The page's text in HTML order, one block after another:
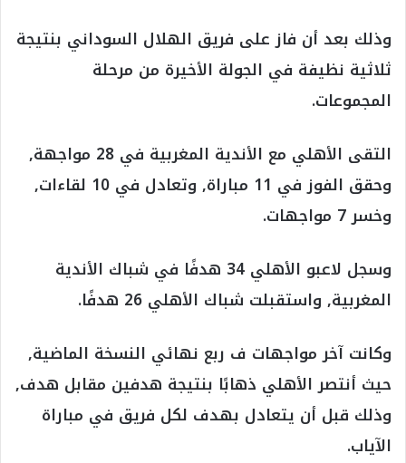
وذلك بعد أن فاز على فريق الهلال السوداني بنتيجة
ثلاثية نظيفة في الجولة الأخيرة من مرحلة
المجموعات.
التقى الأهلي مع الأندية المغربية في 28 مواجهة,
وحقق الفوز في 11 مباراة, وتعادل في 10 لقاءات,
وخسر 7 مواجهات.
وسجل لاعبو الأهلي 34 هدفًا في شباك الأندية
المغربية, واستقبلت شباك الأهلي 26 هدفًا.
وكانت آخر مواجهات ف ربع نهائي النسخة الماضية,
حيث أنتصر الأهلي ذهابًا بنتيجة هدفين مقابل هدف,
وذلك قبل أن يتعادل بهدف لكل فريق في مباراة
الآياب.